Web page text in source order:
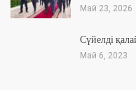
Май 23, 2026
Сүйелді
Май 6, 2023